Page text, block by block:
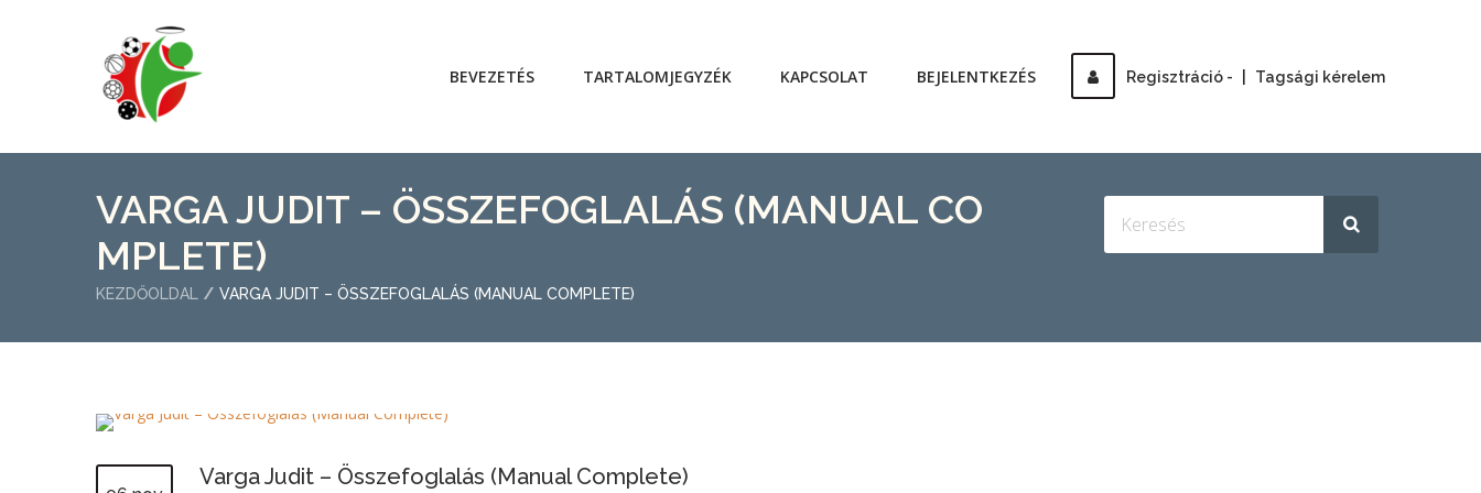
Regisztráció - Tagsági kérelem
BEVEZETÉS TARTALOMJEGYZÉK KAPCSOLAT BEJELENTKEZÉS
VARGA JUDIT – ÖSSZEFOGLALÁS (MANUAL CO
MPLETE)
KEZDŐOLDAL VARGA JUDIT – ÖSSZEFOGLALÁS (MANUAL COMPLETE)
Varga Judit – Összefoglalás (Manual Complete)